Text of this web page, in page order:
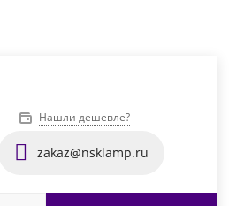
Нашли дешевле?
zakaz@nsklamp.ru